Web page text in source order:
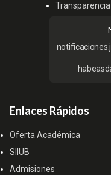
Enlaces Rápidos
Oferta Académica
SIIUB
Admisiones